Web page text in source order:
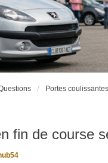
Portes
fin de course